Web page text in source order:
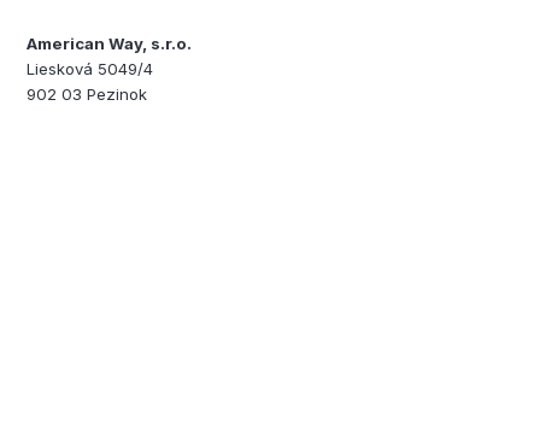
American Way, s.r.o.
Liesková 5049/4
902 03 Pezinok